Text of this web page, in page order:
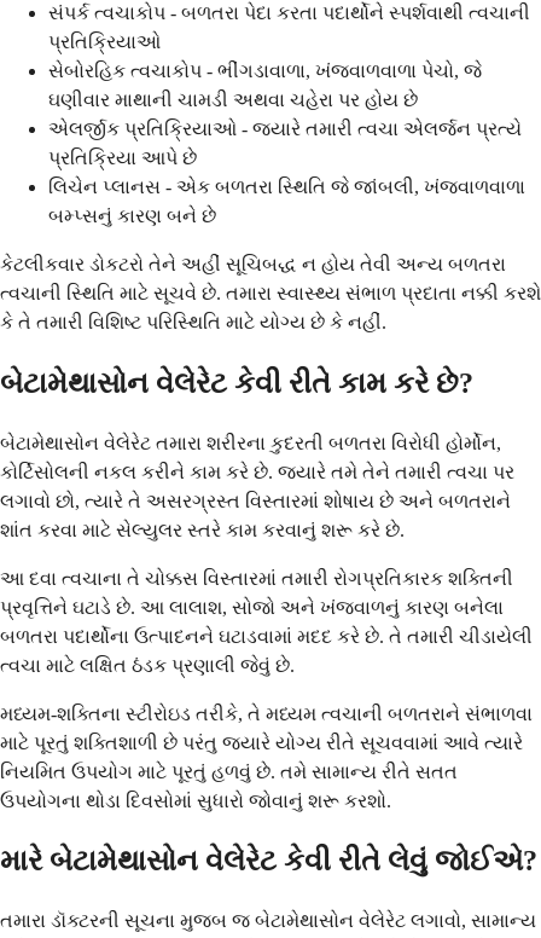
સંપર્ક ત્વચાકોપ - બળતરા પેદા કરતા પદાર્થોને સ્પર્શવાથી ત્વચાની
પ્રતિક્રિયાઓ
સેબોરહિક ત્વચાકોપ - ભીંગડાવાળા, ખંજવાળવાળા પેચો, જે
ઘણીવાર માથાની ચામડી અથવા ચહેરા પર હોય છે
એલર્જીક પ્રતિક્રિયાઓ - જ્યારે તમારી ત્વચા એલર્જન પ્રત્યે
પ્રતિક્રિયા આપે છે
લિચેન પ્લાનસ - એક બળતરા સ્થિતિ જે જાંબલી, ખંજવાળવાળા
બમ્પ્સનું કારણ બને છે
કેટલીકવાર ડોકટરો તેને અહીં સૂચિબદ્ધ ન હોય તેવી અન્ય બળતરા
ત્વચાની સ્થિતિ માટે સૂચવે છે. તમારા સ્વાસ્થ્ય સંભાળ પ્રદાતા નક્કી કરશે
કે તે તમારી વિશિષ્ટ પરિસ્થિતિ માટે યોગ્ય છે કે નહીં.
બેટામેથાસોન વેલેરેટ કેવી રીતે કામ કરે છે?
બેટામેથાસોન વેલેરેટ તમારા શરીરના કુદરતી બળતરા વિરોધી હોર્મોન,
કોર્ટિસોલની નકલ કરીને કામ કરે છે. જ્યારે તમે તેને તમારી ત્વચા પર
લગાવો છો, ત્યારે તે અસરગ્રસ્ત વિસ્તારમાં શોષાય છે અને બળતરાને
શાંત કરવા માટે સેલ્યુલર સ્તરે કામ કરવાનું શરૂ કરે છે.
આ દવા ત્વચાના તે ચોક્કસ વિસ્તારમાં તમારી રોગપ્રતિકારક શક્તિની
પ્રવૃત્તિને ઘટાડે છે. આ લાલાશ, સોજો અને ખંજવાળનું કારણ બનેલા
બળતરા પદાર્થોના ઉત્પાદનને ઘટાડવામાં મદદ કરે છે. તે તમારી ચીડાયેલી
ત્વચા માટે લક્ષિત ઠંડક પ્રણાલી જેવું છે.
મધ્યમ-શક્તિના સ્ટીરોઇડ તરીકે, તે મધ્યમ ત્વચાની બળતરાને સંભાળવા
માટે પૂરતું શક્તિશાળી છે પરંતુ જ્યારે યોગ્ય રીતે સૂચવવામાં આવે ત્યારે
નિયમિત ઉપયોગ માટે પૂરતું હળવું છે. તમે સામાન્ય રીતે સતત
ઉપયોગના થોડા દિવસોમાં સુધારો જોવાનું શરૂ કરશો.
મારે બેટામેથાસોન વેલેરેટ કેવી રીતે લેવું જોઈએ?
તમારા ડૉક્ટરની સૂચના મુજબ જ બેટામેથાસોન વેલેરેટ લગાવો, સામાન્ય